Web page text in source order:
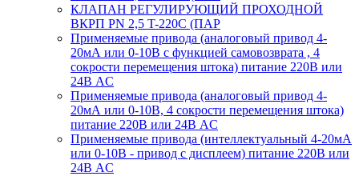
КЛАПАН РЕГУЛИРУЮЩИЙ ПРОХОДНОЙ
ВКРП PN 2,5 T-220C (ПАР
Применяемые привода (аналоговый привод 4-
20мА или 0-10В с функцией самовозврата , 4
сокрости перемещения штока) питание 220В или
24В AC
Применяемые привода (аналоговый привод 4-
20мА или 0-10В, 4 сокрости перемещения штока)
питание 220В или 24В AC
Применяемые привода (интеллектуальный 4-20мА
или 0-10В - привод с дисплеем) питание 220В или
24В AC